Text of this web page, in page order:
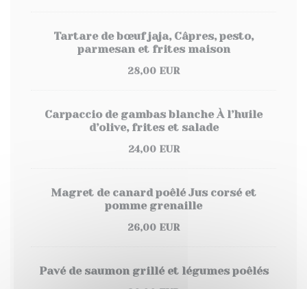
Tartare de bœuf jaja, Câpres, pesto,
parmesan et frites maison
28,00 EUR
Carpaccio de gambas blanche À l’huile
d’olive, frites et salade
24,00 EUR
Magret de canard poêlé Jus corsé et
pomme grenaille
26,00 EUR
Pavé de saumon grillé et légumes poêlés